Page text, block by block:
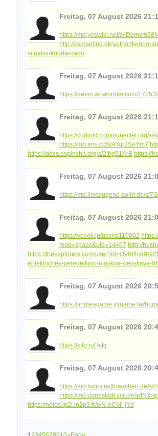
Freitag, 07 August 2026
https://md.yeswiki.net/s/
http://cscharling.dk/author/
situatsii-kogda-nado
Freitag, 07 August 2026
https://demo.wowonder.com/
Freitag, 07 August 2026
https://codimd.communecter.org/s/
https://md.eris.cc/s/AYqr2SeYm7
https://docs.copincha.org/s/2ibg51ArB https://
Freitag, 07 August 2026
https://md.linksjugend-solid.de/s/
Freitag, 07 August 2026
https://vcook.jp/users/110002
mod=space&uid=14407 http://
https://theexplorers.com/user?id=c5404ce0-
ehlektrichek-peredelkino-moskva-kievskaya-
Freitag, 07 August 2026
https://lingleagame.yygame.tw/
Freitag, 07 August 2026
https://kitg.ru/kitg
Freitag, 07 August 2026
https://md.fsmpi.rwth-aachen.de/s/
https://md.darmstadt.ccc.de/s/
https://notes.ip2i.in2p3.fr/s/N-eCM_jYd